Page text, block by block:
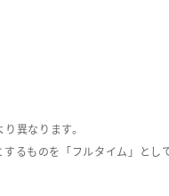
異なります。
るものを「フルタイム」とし